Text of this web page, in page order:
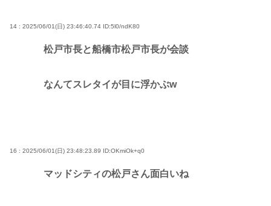
14 : 2025/06/01(日) 23:46:40.74 ID:5l0/ndK80
松戸市長と船橋市松戸市長が会談
なんてスレタイが目に浮かぶw
16 : 2025/06/01(日) 23:48:23.89 ID:OKmiOk+q0
マッドシティの松戸さん面白いね